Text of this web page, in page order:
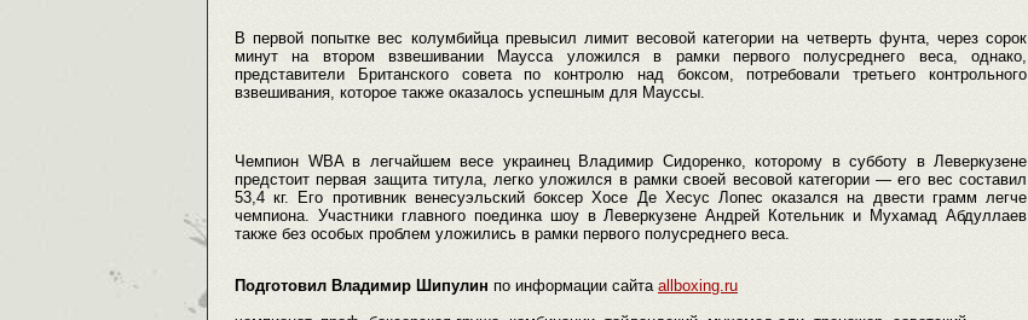
В первой попытке вес колумбийца превысил лимит весовой категории на четверть фунта, через сорок
минут на втором взвешивании Маусса уложился в рамки первого полусреднего веса, однако,
представители Британского совета по контролю над боксом, потребовали третьего контрольного
взвешивания, которое также оказалось успешным для Мауссы.
Чемпион WBA в легчайшем весе украинец Владимир Сидоренко, которому в субботу в Леверкузене
предстоит первая защита титула, легко уложился в рамки своей весовой категории — его вес составил
53,4 кг. Его противник венесуэльский боксер Хосе Де Хесус Лопес оказался на двести грамм легче
чемпиона. Участники главного поединка шоу в Леверкузене Андрей Котельник и Мухамад Абдуллаев
также без особых проблем уложились в рамки первого полусреднего веса.
Подготовил Владимир Шипулин по информации сайта allboxing.ru